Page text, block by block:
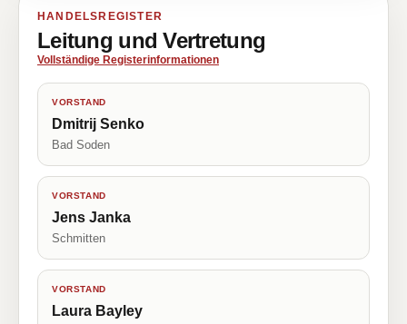
HANDELSREGISTER
Leitung und Vertretung
Vollständige Registerinformationen
VORSTAND
Dmitrij Senko
Bad Soden
VORSTAND
Jens Janka
Schmitten
VORSTAND
Laura Bayley